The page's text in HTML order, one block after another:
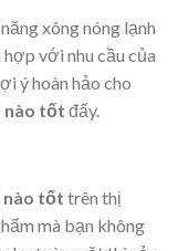
xông nóng lạnh
với nhu cầu của
ý hoàn hảo cho
nào tốt đấy.
nào tốt trên thị
mà bạn không